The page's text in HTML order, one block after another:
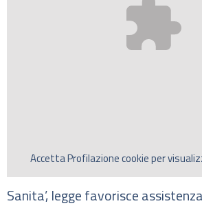
AccettaProfilazionecookie per
Sanita’, legge favorisce